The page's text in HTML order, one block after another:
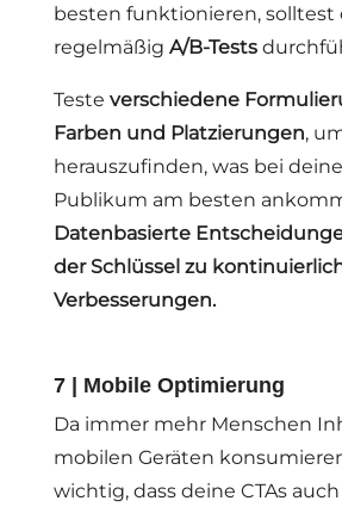
besten funktionieren, solltest
regelmäßig A/B-Tests
Teste verschiedene
Farben und Platzierungen,
herauszufinden, was bei
Publikum am besten
Datenbasierte
der Schlüssel zu
Verbesserungen.
7 | Mobile Optimierung
Da immer mehr Menschen
mobilen Geräten
wichtig, dass deine CTAs